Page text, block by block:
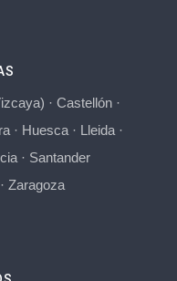
· Castellón·
· Huesca· Lleida·
· Santander
·Zaragoza